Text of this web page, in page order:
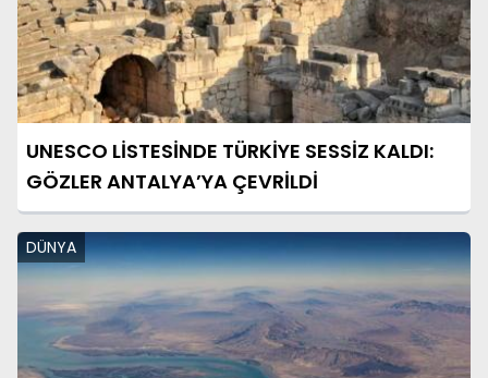
UNESCO LİSTESİNDE TÜRKİYE SESSİZ KALDI:
GÖZLER ANTALYA’YA ÇEVRİLDİ
DÜNYA